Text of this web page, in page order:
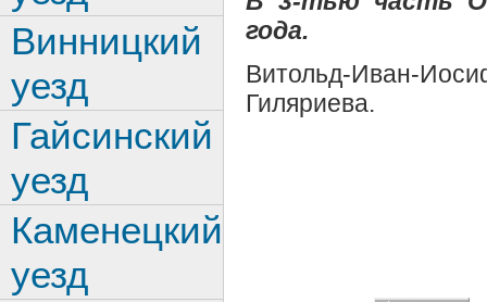
года.
Витольд-Иван-
Гиляриева.
Винницкий
уезд
Гайсинский
уезд
Каменецкий
уезд